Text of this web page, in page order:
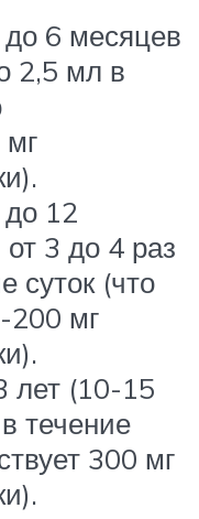
6 месяцев
2,5 мл в
мг
до 12
3 до 4 раз
суток (что
200 мг
лет (10-15
течение
300 мг